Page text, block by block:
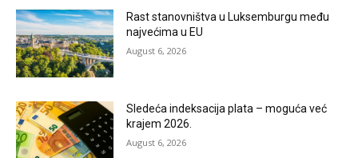
Rast stanovništva u Luksemburgu među
najvećima u EU
August 6, 2026
Sledeća indeksacija plata – moguća već
krajem 2026.
August 6, 2026